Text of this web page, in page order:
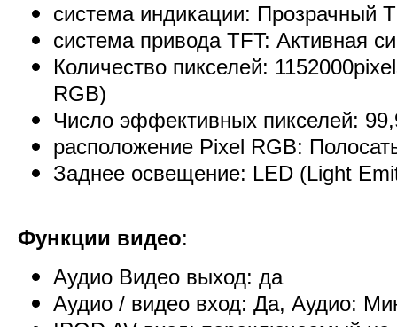
система индикации: Прозрачный
система привода TFT: Активная
Количество пикселей:
RGB)
Число эффективных пикселей:
расположение Pixel RGB:
Заднее освещение: LED (Light
Функции видео:
Аудио Видео выход: да
Аудио / видео вход: Да, Аудио: